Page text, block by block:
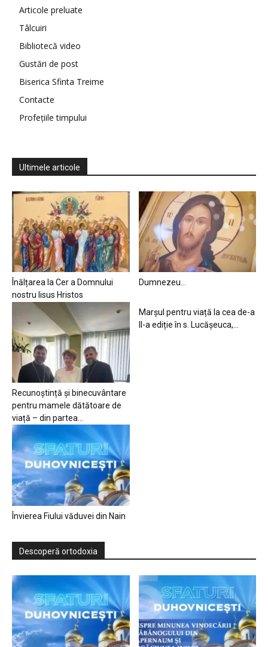
Articole preluate
Tâlcuiri
Bibliotecă video
Gustări de post
Biserica Sfinta Treime
Contacte
Profețiile timpului
Ultimele articole
Înălțarea la Cer a Domnului
nostru Iisus Hristos
Dumnezeu…
Recunoștință și binecuvântare
pentru mamele dătătoare de
viață – din partea...
Marșul pentru viață la cea de-a
II-a ediție în s. Lucășeuca,...
Învierea Fiului văduvei din Nain
Descoperă ortodoxia